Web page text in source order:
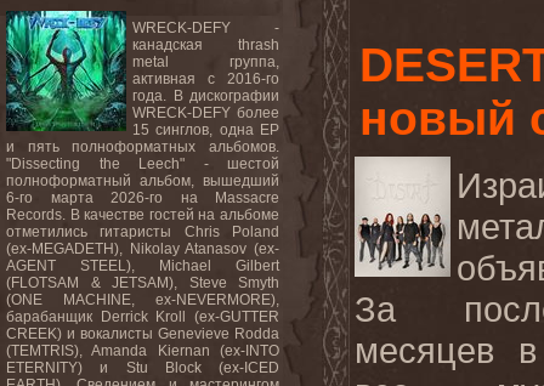
WRECK-DEFY -
канадская thrash
metal группа,
активная с 2016-го
года. В дискографии
WRECK-DEFY более
15 синглов, одна EP
и пять полноформатных альбомов.
"Dissecting the Leech" - шестой
полноформатный альбом, вышедший
6-го марта 2026-го на Massacre
Records. В качестве гостей на альбоме
отметились гитаристы Chris Poland
(ex-MEGADETH), Nikolay Atanasov (ex-
AGENT STEEL), Michael Gilbert
(FLOTSAM & JETSAM), Steve Smyth
(ONE MACHINE, ex-NEVERMORE),
барабанщик Derrick Kroll (ex-GUTTER
CREEK) и вокалисты Genevieve Rodda
(TEMTRIS), Amanda Kiernan (ex-INTO
ETERNITY) и Stu Block (ex-ICED
новый
За
месяцев